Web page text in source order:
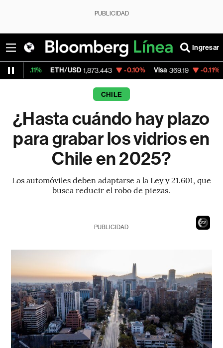
PUBLICIDAD
Ingresar
ETH/USD 1,873.443 -0.10% Visa 369.19 -0.11%
CHILE
¿Hasta cuándo hay plazo
para grabar los vidrios en
Chile en 2025?
Los automóviles deben adaptarse a la Ley y 21.601, que
busca reducir el robo de piezas.
21
PUBLICIDAD